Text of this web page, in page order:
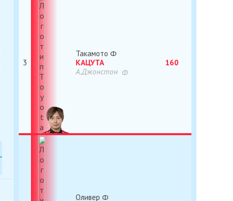
3
Такамото
КАЦУТА
А.Джонстон
160
Оливер